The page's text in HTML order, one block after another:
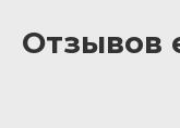
Отзывов